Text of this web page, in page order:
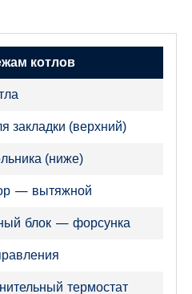
котлов
закладки (верхний)
(ниже)
— вытяжной
блок — форсунка
термостат